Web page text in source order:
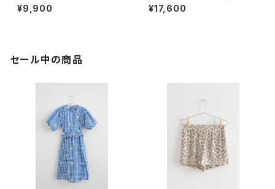
¥9,900 ¥17,600
セール中の商品